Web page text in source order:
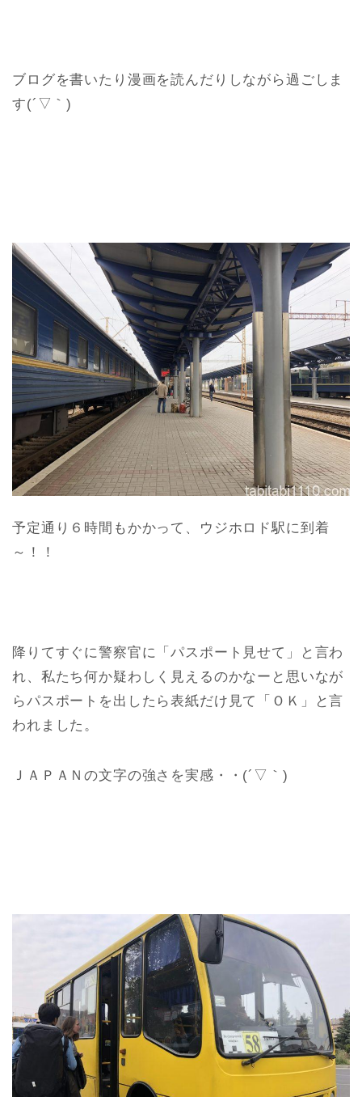
ブログを書いたり漫画を読んだりしながら過ごしま
す(´▽｀)
予定通り６時間もかかって、ウジホロド駅に到着
～！！
降りてすぐに警察官に「パスポート見せて」と言わ
れ、私たち何か疑わしく見えるのかなーと思いなが
らパスポートを出したら表紙だけ見て「ＯＫ」と言
われました。
ＪＡＰＡＮの文字の強さを実感・・(´▽｀)